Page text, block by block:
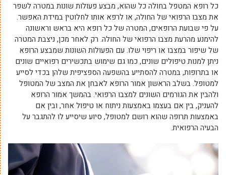
כל רופא המטפל בחולה כל שהוא, מבצע פעולות שונות במטרה לשפר
את מצבו הרפואי של החולה, או לרפא אותו לחלוטין במידת האפשר.
על פי שבועת הרופאים, המטרה של כל רופא היא בראש וראשונה
להימנע מהרעת מצבו הרפואי של החולה. רק לאחר מכן, ניצבת המטרה
של שיפור במצבו או ריפוי שלו. עם הפעולות השונות שמבצע הרופא
ניתן למנות טיפולים שונים, כמו גם שימוש בתכשירים רפואיים שונים
או בתרופות, במטרה להסתייע בהשפעה הספציפית שלהן בכדי לסייע
למטופל. בשלב הראשון אמור הרופא לאבחן את המצב של המטופל
ולהבין את הגורמים השונים למצבו הרפואי. בהמשך אמור הרופא
להעניק, בין אם בעצמו באמצעות ניתוח או טיפול אחר, ובין אם
באמצעות תרופה שהוא רושם למטופל, סיוע שיסייע לו להתגבר על
הבעיה הרפואית.